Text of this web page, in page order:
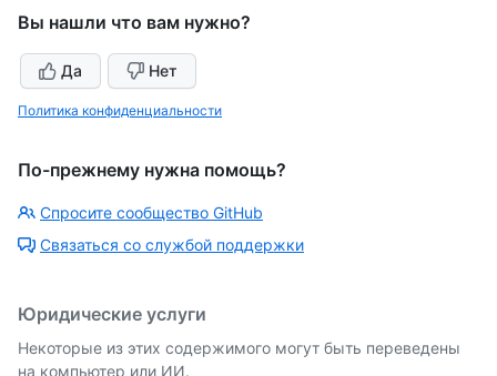
Вы нашли что вам нужно?
Да Нет
Политика конфиденциальности
По-прежнему нужна помощь?
Спросите сообщество GitHub
Связаться со службой поддержки
Юридические услуги
Некоторые из этих содержимого могут быть переведены
на компьютер или ИИ.